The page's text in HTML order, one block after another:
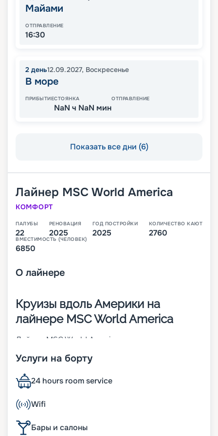
Майами
ОТПРАВЛЕНИЕ
16:30
2 день12.09.2027, Воскресенье
В море
ПРИБЫТИЕСТОЯНКА
NaN ч NaN мин
ОТПРАВЛЕНИЕ
Показать все дни (6)
Лайнер MSC World America
КОМФОРТ
ПАЛУБЫ
22
РЕНОВАЦИЯ
2025
ГОД ПОСТРОЙКИ
2025
КОЛИЧЕСТВО КАЮТ
2760
ВМЕСТИМОСТЬ (ЧЕЛОВЕК)
6850
О лайнере
Круизы вдоль Америки на
лайнере MSC World America
Лайнер MSC World America – это второе из
MSC World Class. Его спуск на воду произошел в
размещаться 6 850 человек. Предполагаемые
маршруты 22-палубного (из них 16 –
пассажирские) корабля – вдоль побережья
Америки. Другие особенности:
• длина судна – 330 метров;
Услуги на борту
24 hours room service
Wifi
Бары и салоны